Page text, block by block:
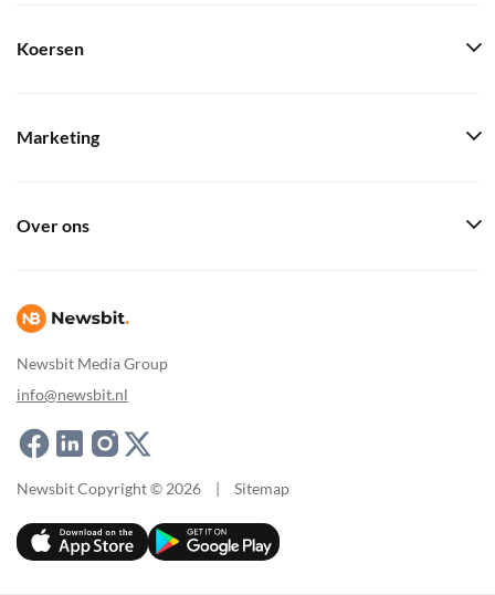
Newsbit Media Group
info@newsbit.nl
Koersen
Marketing
Over ons
Newsbit Copyright © 2026 | Sitemap